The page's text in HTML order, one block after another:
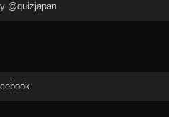
@quizjapan